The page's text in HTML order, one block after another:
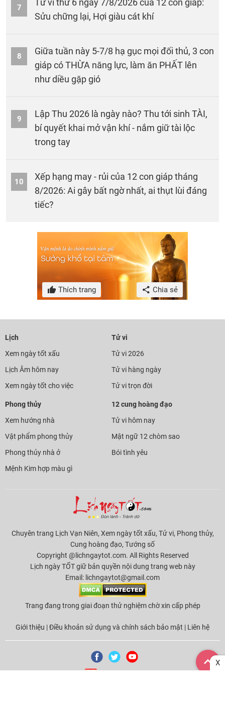
7
Tử vi thứ 6 ngày 7/8/2026 của 12 con giáp:
Sửu chững lại, Hợi giàu cát khí
8
Giữa tuần này 5-7/8 hạ gục mọi đối thủ, 3 con
giáp có THỪA năng lực, làm ăn PHẤT lên
như diều gặp gió
9
Lập Thu 2026 là ngày nào? Thu tới sinh TÀI,
bí quyết khai mở vận khí - nắm giữ tài lộc
trong tay
10
Xếp hạng may - rủi của 12 con giáp tháng
8/2026: Ai gây bất ngờ nhất, ai thụt lùi đáng
tiếc?
Thích trang Chia sẻ
Lịch
Xem ngày tốt xấu
Lịch Âm hôm nay
Xem ngày tốt cho việc
Tử vi
Tử vi 2026
Tử vi hàng ngày
Tử vi trọn đời
Phong thủy
Xem hướng nhà
Vật phẩm phong thủy
Phong thủy nhà ở
Mệnh Kim hợp màu gì
12 cung hoàng đạo
Tử vi hôm nay
Mật ngữ 12 chòm sao
Bói tình yêu
Chuyên trang Lịch Vạn Niên, Xem ngày tốt xấu, Tử vi, Phong thủy,
Cung hoàng đạo, Tướng số
Copyright @lichngaytot.com. All Rights Reserved
Lịch ngày TỐT giữ bản quyền nội dung trang web này
Email: lichngaytot@gmail.com
Trang đang trong giai đoạn thử nghiệm chờ xin cấp phép
Giới thiệu |Điều khoản sử dụng và chính sách bảo mật | Liên hệ
X